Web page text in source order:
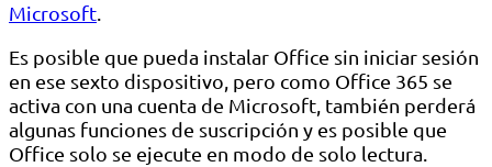
Microsoft.
Es posible que pueda instalar Office sin iniciar sesión
en ese sexto dispositivo, pero como Office 365 se
activa con una cuenta de Microsoft, también perderá
algunas funciones de suscripción y es posible que
Office solo se ejecute en modo de solo lectura.